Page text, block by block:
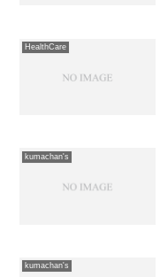
HealthCare
kumachan's
kumachan's